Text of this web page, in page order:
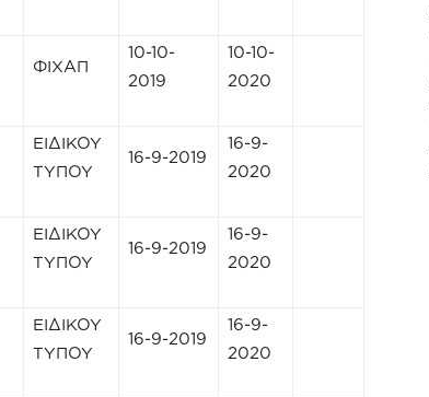
ΦΙΧΑΠ
10-10-
2019
10-10-
2020
ΕΙΔΙΚΟΥ
ΤΥΠΟΥ
16-9-2019
16-9-
2020
ΕΙΔΙΚΟΥ
ΤΥΠΟΥ
16-9-2019
16-9-
2020
ΕΙΔΙΚΟΥ
ΤΥΠΟΥ
16-9-2019
16-9-
2020